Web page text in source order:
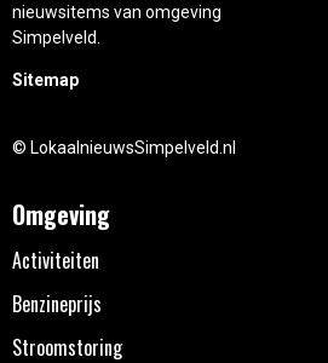
nieuwsitems van omgeving
Simpelveld.
Sitemap
© LokaalnieuwsSimpelveld.nl
Omgeving
Activiteiten
Benzineprijs
Stroomstoring